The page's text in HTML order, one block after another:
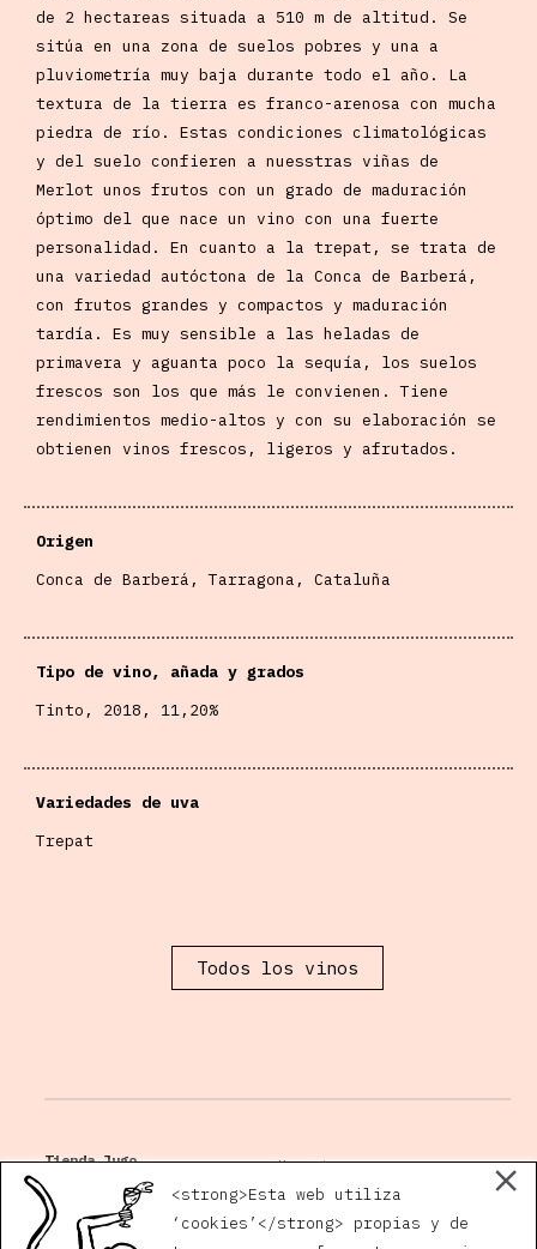
de 2 hectareas situada a 510 m de altitud. Se
sitúa en una zona de suelos pobres y una a
pluviometría muy baja durante todo el año. La
textura de la tierra es franco-arenosa con mucha
piedra de río. Estas condiciones climatológicas
y del suelo confieren a nuesstras viñas de
Merlot unos frutos con un grado de maduración
óptimo del que nace un vino con una fuerte
personalidad. En cuanto a la trepat, se trata de
una variedad autóctona de la Conca de Barberá,
con frutos grandes y compactos y maduración
tardía. Es muy sensible a las heladas de
primavera y aguanta poco la sequía, los suelos
frescos son los que más le convienen. Tiene
rendimientos medio-altos y con su elaboración se
obtienen vinos frescos, ligeros y afrutados.
Origen
Conca de Barberá, Tarragona, Cataluña
Tipo de vino, añada y grados
Tinto, 2018, 11,20%
Variedades de uva
Trepat
Todos los vinos
Tienda Jugo
Plaza San Andrés, 5
14002 Córdoba
Horario
<strong>Esta web utiliza
‘cookies’</strong> propias y de